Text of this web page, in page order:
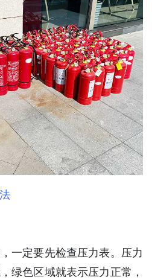
定要先检查压力表。压力
绿色区域就表示压力正常，